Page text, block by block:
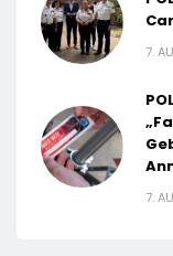
7.
7.